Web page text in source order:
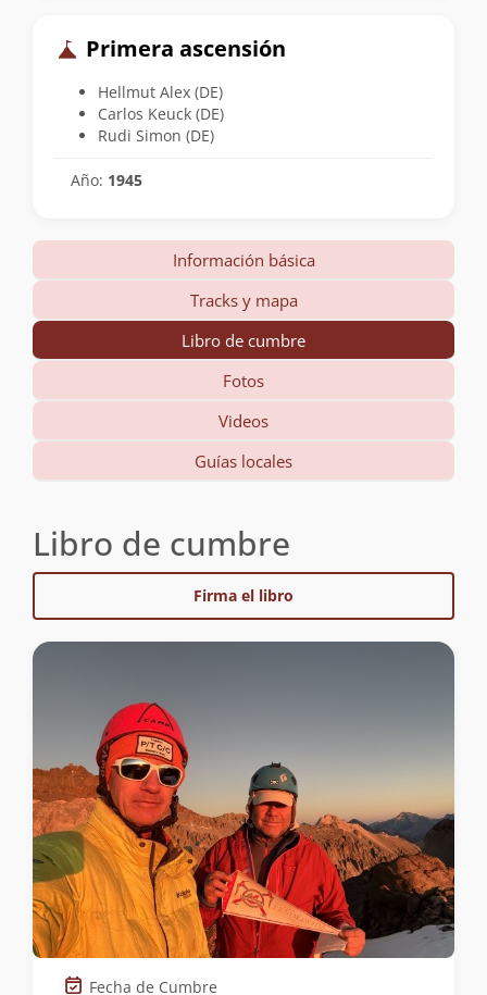
Primera ascensión
Hellmut Alex (DE)
Carlos Keuck (DE)
Rudi Simon (DE)
Año: 1945
Información básica
Tracks y mapa
Libro de cumbre
Fotos
Videos
Guías locales
Libro de cumbre
Firma el libro
Fecha de Cumbre